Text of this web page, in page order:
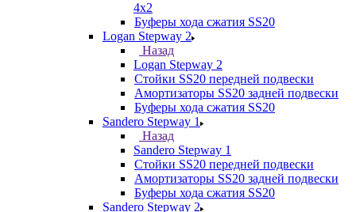
4х2
Буферы хода сжатия SS20
Logan Stepway 2
Назад
Logan Stepway 2
Стойки SS20 передней подвески
Амортизаторы SS20 задней подвески
Буферы хода сжатия SS20
Sandero Stepway 1
Назад
Sandero Stepway 1
Стойки SS20 передней подвески
Амортизаторы SS20 задней подвески
Буферы хода сжатия SS20
Sandero Stepway 2